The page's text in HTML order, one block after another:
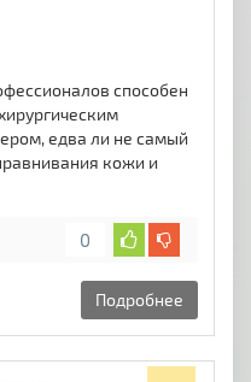
способен
едва ли не самый
кожи и
0
Подробнее